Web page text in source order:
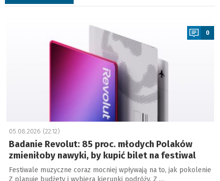
0
05.08.2026 (22:12)
Badanie Revolut: 85 proc. młodych Polaków
zmieniłoby nawyki, by kupić bilet na festiwal
Festiwale muzyczne coraz mocniej wpływają na to, jak pokolenie